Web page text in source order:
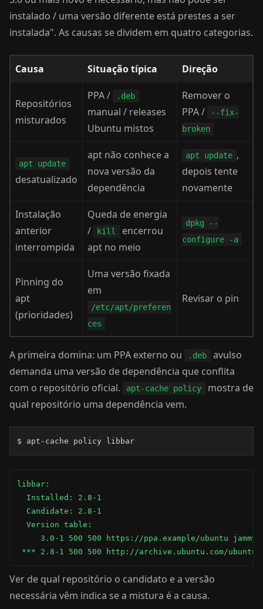
instalado / uma versão diferente está prestes a ser
instalada". As causas se dividem em quatro categorias.
Causa Situação típica Direção
Repositórios
misturados
PPA / .deb
manual / releases
Ubuntu mistos
Remover o
PPA /
--fix-
broken
apt update
desatualizado
apt não conhece a
nova versão da
dependência
apt update ,
depois tente
novamente
Instalação
anterior
interrompida
Queda de energia
/
kill
encerrou
apt no meio
dpkg --
configure -a
Pinning do
apt
(prioridades)
Uma versão fixada
em
/etc/apt/preferen
ces
Revisar o pin
A primeira domina: um PPA externo ou .deb
avulso
demanda uma versão de dependência que conflita
com o repositório oficial.
apt-cache policy
mostra de
qual repositório uma dependência vem.
$ apt-cache policy libbar
libbar:
  Installed: 2.8-1
  Candidate: 2.8-1
  Version table:
3.0-1 500 500 https://ppa.example/ubuntu
*** 2.8-1 500 500 http://archive.ubuntu.com/ubuntu
Ver de qual repositório o candidato e a versão
necessária vêm indica se a mistura é a causa.